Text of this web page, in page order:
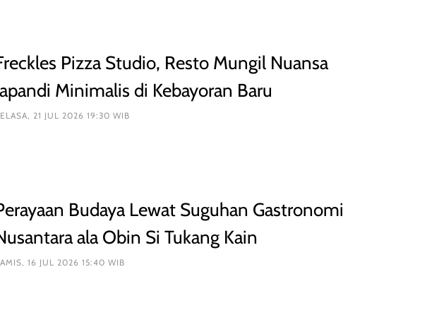
Pizza Studio, Resto Mungil Nuansa
Minimalis di Kebayoran Baru
21 JUL 2026 19:30 WIB
Budaya Lewat Suguhan Gastronomi
ala Obin Si Tukang Kain
16 JUL 2026 15:40 WIB